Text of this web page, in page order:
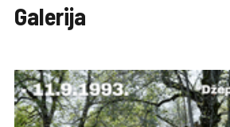
Galerija